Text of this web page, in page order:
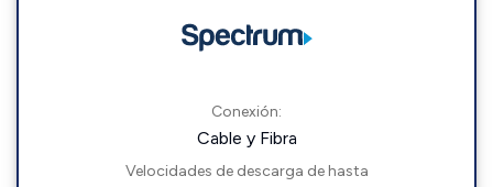
Conexión:
Cable y Fibra
Velocidades de descarga de hasta